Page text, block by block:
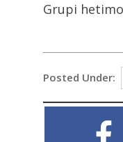
Grupi
Posted Under: